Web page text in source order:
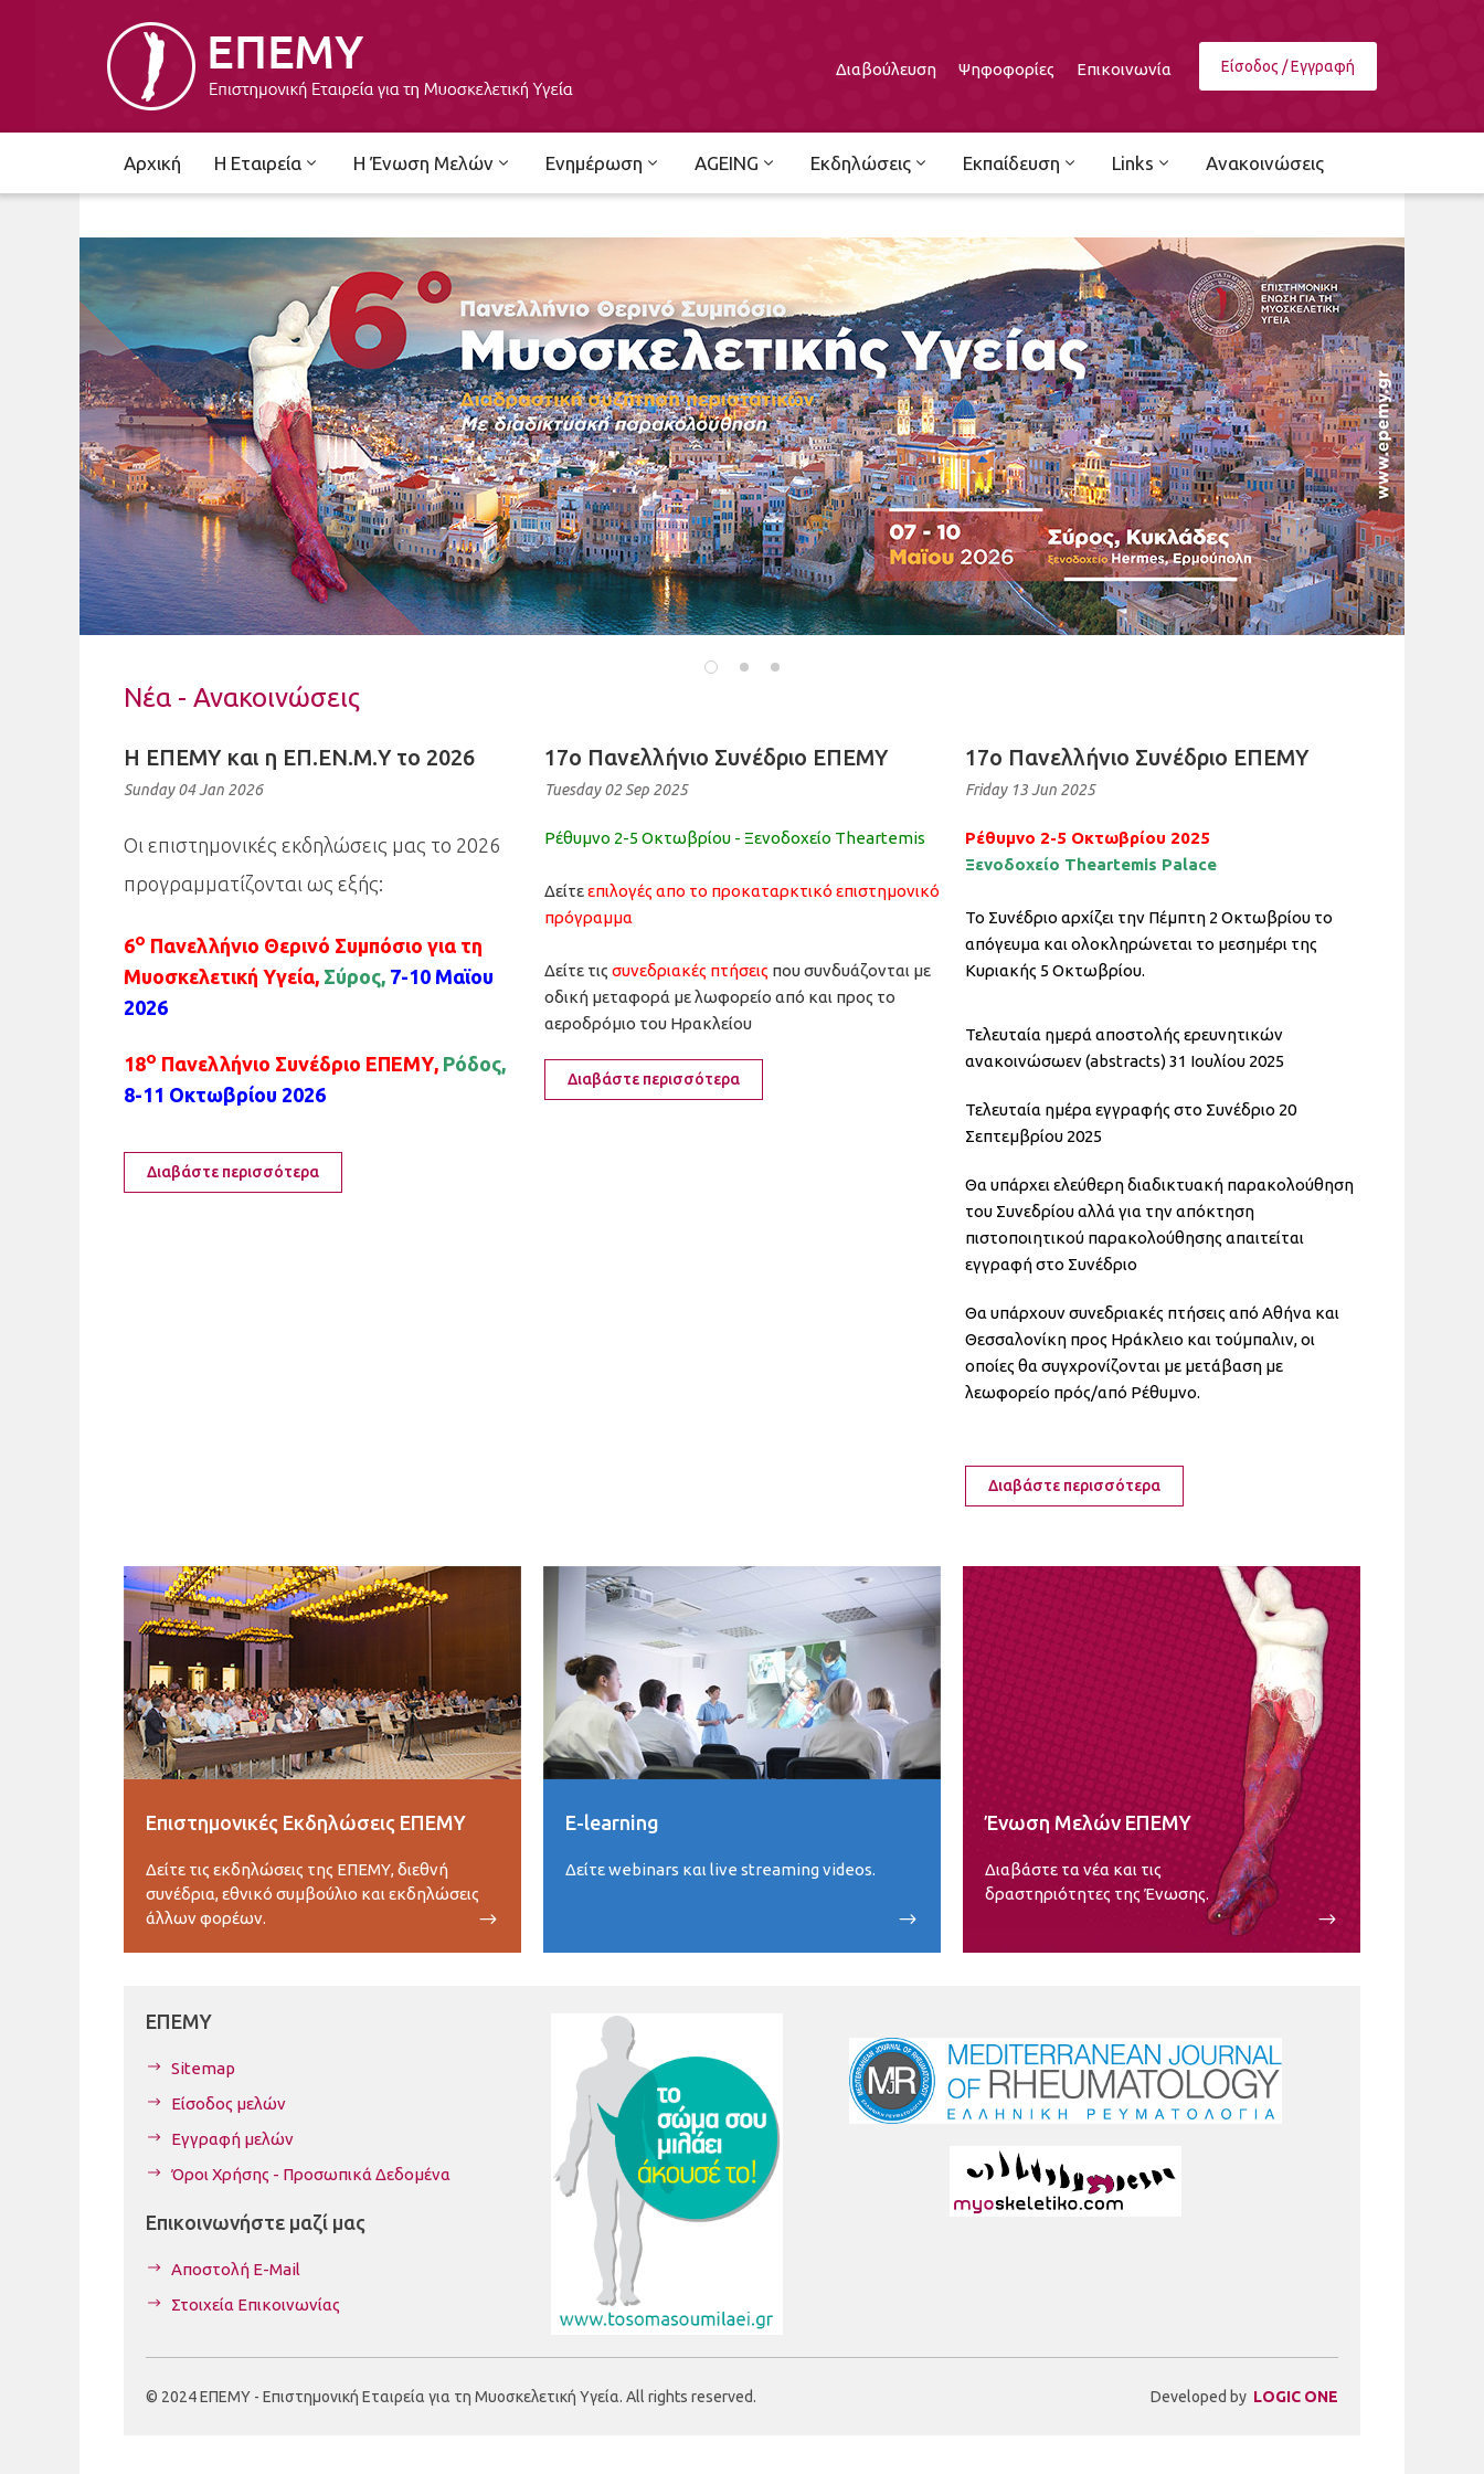
Είσοδος / Εγγραφή
Διαβούλευση Ψηφοφορίες Επικοινωνία
Αρχική Η Εταιρεία Η Ένωση Μελών Ενημέρωση AGEING Εκδηλώσεις Εκπαίδευση Links Ανακοινώσεις
Νέα - Ανακοινώσεις
Η ΕΠΕΜΥ και η ΕΠ.ΕΝ.Μ.Υ το 2026
Sunday 04 Jan 2026
Οι επιστημονικές εκδηλώσεις μας το 2026
προγραμματίζονται ως εξής:
6ο Πανελλήνιο Θερινό Συμπόσιο για τη
Μυοσκελετική Υγεία, Σύρος, 7-10 Μαϊου
2026
18ο Πανελλήνιο Συνέδριο ΕΠΕΜΥ, Ρόδος,
8-11 Οκτωβρίου 2026
Διαβάστε περισσότερα
17ο Πανελλήνιο Συνέδριο ΕΠΕΜΥ
Tuesday 02 Sep 2025
Ρέθυμνο 2-5 Οκτωβρίου - Ξενοδοχείο Theartemis
Δείτεεπιλογές απο το προκαταρκτικό επιστημονικό
πρόγραμμα
Δείτε τις συνεδριακές πτήσεις που συνδυάζονται με
οδική μεταφορά με λωφορείο από και προς το
αεροδρόμιο του Ηρακλείου
Διαβάστε περισσότερα
17ο Πανελλήνιο Συνέδριο ΕΠΕΜΥ
Friday 13 Jun 2025
Ρέθυμνο 2-5 Οκτωβρίου 2025
Ξενοδοχείο Theartemis Palace
To Συνέδριο αρχίζει την Πέμπτη 2 Οκτωβρίου το
απόγευμα και ολοκληρώνεται το μεσημέρι της
Κυριακής 5 Οκτωβρίου.
Τελευταία ημερά αποστολής ερευνητικών
ανακοινώσωεν (abstracts) 31 Ιουλίου 2025
Τελευταία ημέρα εγγραφής στο Συνέδριο 20
Σεπτεμβρίου 2025
Θα υπάρχει ελεύθερη διαδικτυακή παρακολούθηση
του Συνεδρίου αλλά για την απόκτηση
πιστοποιητικού παρακολούθησης απαιτείται
εγγραφή στο Συνέδριο
Θα υπάρχουν συνεδριακές πτήσεις από Αθήνα και
Θεσσαλονίκη προς Ηράκλειο και τούμπαλιν, οι
οποίες θα συγχρονίζονται με μετάβαση με
λεωφορείο πρός/από Ρέθυμνο.
Διαβάστε περισσότερα
Επιστημονικές Εκδηλώσεις ΕΠΕΜΥ
Δείτε τις εκδηλώσεις της ΕΠΕΜΥ, διεθνή
συνέδρια, εθνικό συμβούλιο και εκδηλώσεις
άλλων φορέων.
E-learning
Δείτε webinars και live streaming videos.
Ένωση Μελών ΕΠΕΜΥ
Διαβάστε τα νέα και τις
δραστηριότητες της Ένωσης.
ΕΠΕΜΥ
Sitemap
Είσοδος μελών
Εγγραφή μελών
Όροι Χρήσης - Προσωπικά Δεδομένα
Επικοινωνήστε μαζί μας
Αποστολή E-Mail
Στοιχεία Επικοινωνίας
© 2024 ΕΠΕΜΥ - Επιστημονική Εταιρεία για τη Μυοσκελετική Υγεία. All rights reserved. Developed by LOGIC ONE